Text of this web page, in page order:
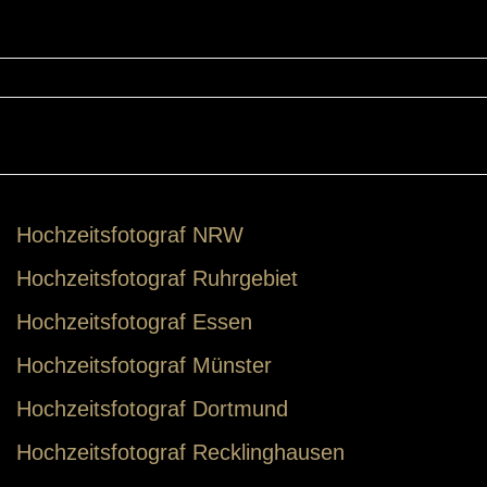
Hochzeitsfotograf NRW
Hochzeitsfotograf Ruhrgebiet
Hochzeitsfotograf Essen
Hochzeitsfotograf Münster
Hochzeitsfotograf Dortmund
Hochzeitsfotograf Recklinghausen